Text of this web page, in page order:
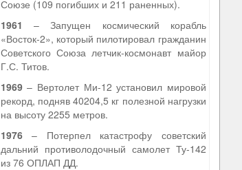
Союзе (109 погибших и 211 раненных).
1961 – Запущен космический корабль
«Восток-2», который пилотировал гражданин
Советского Союза летчик-космонавт майор
Г.С. Титов.
1969– Вертолет Ми-12 установил мировой
рекорд, подняв 40204,5 кг полезной нагрузки
на высоту 2255 метров.
1976– Потерпел катастрофу советский
дальний противолодочный самолет Ту-142
из 76 ОПЛАП ДД.